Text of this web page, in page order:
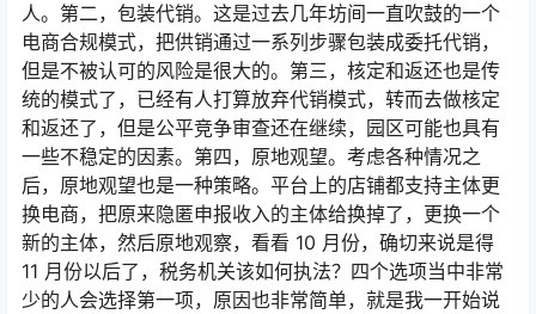
人。第二，包装代销。这是过去几年坊间一直吹鼓的一个
电商合规模式，把供销通过一系列步骤包装成委托代销，
但是不被认可的风险是很大的。第三，核定和返还也是传
统的模式了，已经有人打算放弃代销模式，转而去做核定
和返还了，但是公平竞争审查还在继续，园区可能也具有
一些不稳定的因素。第四，原地观望。考虑各种情况之
后，原地观望也是一种策略。平台上的店铺都支持主体更
换电商，把原来隐匿申报收入的主体给换掉了，更换一个
新的主体，然后原地观察，看看 10 月份，确切来说是得
11 月份以后了，税务机关该如何执法？四个选项当中非常
少的人会选择第一项，原因也非常简单，就是我一开始说